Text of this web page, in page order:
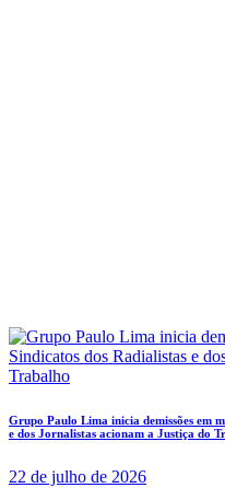
Grupo Paulo Lima inicia demissões em
e dos Jornalistas acionam a Justiça do
22 de julho de 2026